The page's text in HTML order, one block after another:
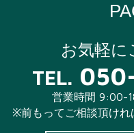
お気軽に
TEL.
営業時間 9:00-
※前もってご相談頂けれ